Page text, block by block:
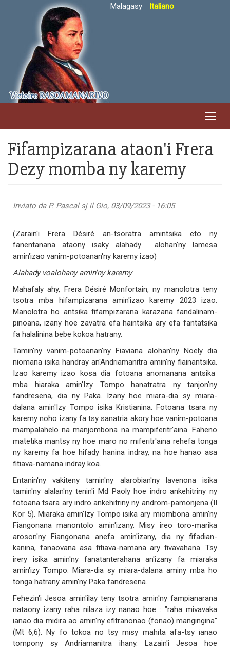
Malagasy Italiano
Fifampizarana ataon'i Frera
Dezy momba ny karemy
Inviato da P. Pascal sjil Gio, 03/09/2023 - 16:05
(Zarain'i Frera Désiré an-tsoratra amintsika eto ny
fanentanana ataony isaky alahady alohan'ny lamesa
amin'izao vanim-potoanan'ny karemy izao)
Alahady voalohany amin'ny karemy
Mahafaly ahy, Frera Désiré Monfortain, ny manolotra teny
tsotra mba hifampizarana amin'izao karemy 2023 izao.
Manolotra ho antsika fifampizarana karazana fandalinam-
pinoana, izany hoe zavatra efa haintsika ary efa fantatsika
fa halalinina bebe kokoa hatrany.
Tamin'ny vanim-potoanan'ny Fiaviana alohan'ny Noely dia
niomana isika handray an'Andriamanitra amin'ny fiainantsika.
Izao karemy izao kosa dia fotoana anomanana antsika
mba hiaraka amin'Izy Tompo hanatratra ny tanjon'ny
fandresena, dia ny Paka. Izany hoe miara-dia sy miara-
dalana amin'Izy Tompo isika Kristianina. Fotoana tsara ny
karemy noho izany fa tsy sanatria akory hoe vanim-potoana
mampalahelo na manjombona na mampiferitr'aina. Faheno
matetika mantsy ny hoe maro no miferitr'aina rehefa tonga
ny karemy fa hoe hifady hanina indray, na hoe hanao asa
fitiava-namana indray koa.
Entanin'ny vakiteny tamin'ny alarobian'ny lavenona isika
tamin'ny alalan'ny tenin'i Md Paoly hoe indro ankehitriny ny
fotoana tsara ary indro ankehitriny ny androm-pamonjena (II
Kor 5). Miaraka amin'Izy Tompo isika ary miombona amin'ny
Fiangonana manontolo amin'izany. Misy ireo toro-marika
aroson'ny Fiangonana anefa amin'izany, dia ny fifadian-
kanina, fanaovana asa fitiava-namana ary fivavahana. Tsy
irery isika amin'ny fanatanterahana an'izany fa miaraka
amin'izy Tompo. Miara-dia sy miara-dalana aminy mba ho
tonga hatrany amin'ny Paka fandresena.
Fehezin'i Jesoa amin'ilay teny tsotra amin'ny fampianarana
nataony izany raha nilaza izy nanao hoe : "raha mivavaka
ianao dia midira ao amin'ny efitranonao (fonao) mangingina"
(Mt 6,6). Ny fo tokoa no tsy misy mahita afa-tsy ianao
tompony sy Andriamanitra ihany. Lazain'i Jesoa hoe